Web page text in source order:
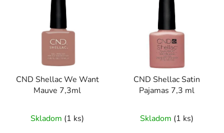
CND Shellac We Want
Mauve 7,3ml
Skladom (1 ks)
CND Shellac Satin
Pajamas 7,3 ml
Skladom (1 ks)